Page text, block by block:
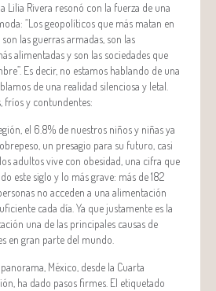
Lilia Rivera resonó con la fuerza de una
“Los geopolíticos que más matan en
las guerras armadas, son las
alimentadas y son las sociedades que
Es decir, no estamos hablando de una
de una realidad silenciosa y letal.
fríos y contundentes:
el 6.8% de nuestros niños y niñas ya
un presagio para su futuro, casi
adultos vive con obesidad, una cifra que
este siglo y lo más grave: más de 182
no acceden a una alimentación
cada día. Ya que justamente es la
una de las principales causas de
en gran parte del mundo.
México, desde la Cuarta
ha dado pasos firmes. El etiquetado